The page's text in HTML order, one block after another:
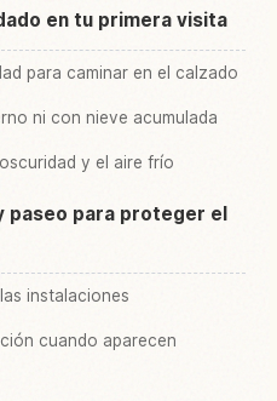
en tu primera visita
para caminar en el calzado
ni con nieve acumulada
y el aire frío
paseo para proteger el
instalaciones
cuando aparecen